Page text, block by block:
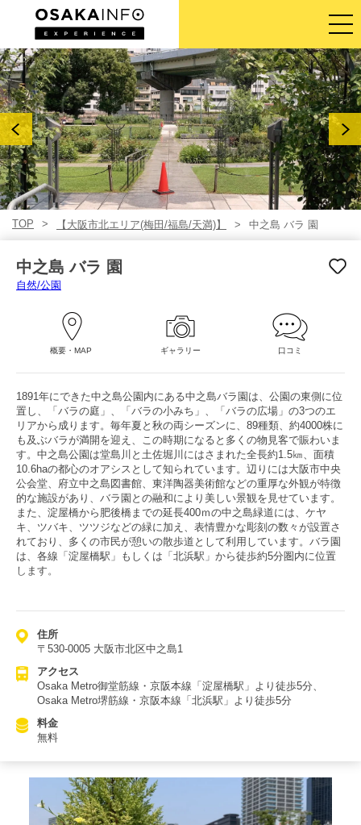
ガイドツアー
チケット
アクティビティ
宿泊
ログイン／登録
日本語
TOP 【大阪市北エリア(梅田/福島/天満)】 中之島 バラ 園
中之島 バラ 園
自然/公園
概要・MAP ギャラリー 口コミ
1891年にできた中之島公園内にある中之島バラ園は、公園の東側に位
置し、「バラの庭」、「バラの小みち」、「バラの広場」の3つのエ
リアから成ります。毎年夏と秋の両シーズンに、89種類、約4000株に
も及ぶバラが満開を迎え、この時期になると多くの物見客で賑わいま
す。中之島公園は堂島川と土佐堀川にはさまれた全長約1.5㎞、面積
10.6haの都心のオアシスとして知られています。辺りには大阪市中央
公会堂、府立中之島図書館、東洋陶器美術館などの重厚な外観が特徴
的な施設があり、バラ園との融和により美しい景観を見せています。
また、淀屋橋から肥後橋までの延長400ｍの中之島緑道には、ケヤ
キ、ツバキ、ツツジなどの緑に加え、表情豊かな彫刻の数々が設置さ
れており、多くの市民が憩いの散歩道として利用しています。バラ園
は、各線「淀屋橋駅」もしくは「北浜駅」から徒歩約5分圏内に位置
します。
住所
〒530-0005 大阪市北区中之島1
アクセス
Osaka Metro御堂筋線・京阪本線「淀屋橋駅」より徒歩5分、
Osaka Metro堺筋線・京阪本線「北浜駅」より徒歩5分
料金
無料